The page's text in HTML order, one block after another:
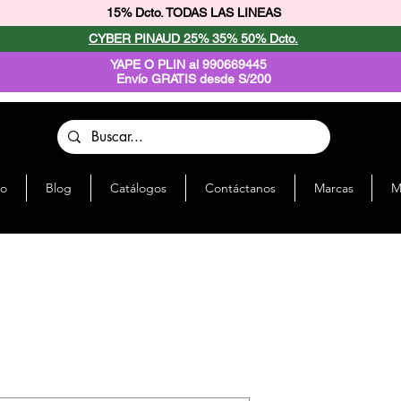
15% Dcto. TODAS LAS LINEAS
CYBER PINAUD 25% 35% 50% Dcto.
YAPE O PLIN al 990669445
Envío GRATIS desde S/200
Blog Catálogos Contáctanos Marcas